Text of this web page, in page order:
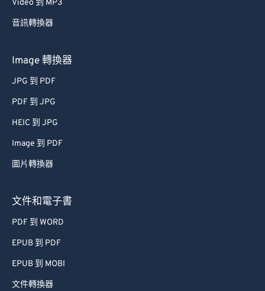
Video 到 MP3
音訊轉換器
Image 轉換器
JPG 到 PDF
PDF 到 JPG
HEIC 到 JPG
Image 到 PDF
圖片轉換器
文件和電子書
PDF 到 WORD
EPUB 到 PDF
EPUB 到 MOBI
文件轉換器